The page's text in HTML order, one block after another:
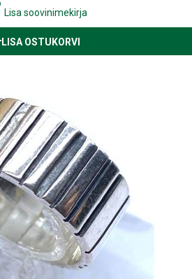
Lisa soovinimekirja
LISA OSTUKORVI